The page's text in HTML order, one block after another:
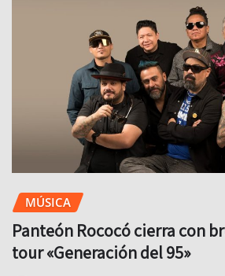
MÚSICA
Panteón Rococó cierra con
tour «Generación del 95»